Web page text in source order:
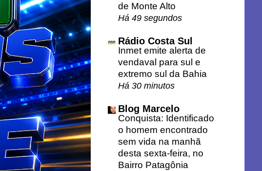
de Monte Alto
Há 49 segundos
Rádio Costa Sul
Inmet emite alerta de
vendaval para sul e
extremo sul da Bahia
Há 30 minutos
Blog Marcelo
Conquista: Identificado
o homem encontrado
sem vida na manhã
desta sexta-feira, no
Bairro Patagônia